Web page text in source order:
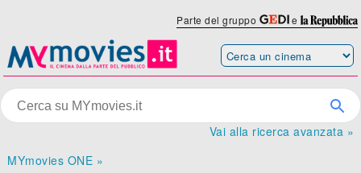
Parte del gruppo e
Vai alla ricerca avanzata »
MYmovies ONE »